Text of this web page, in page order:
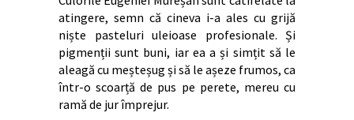
atingere, semn că cineva i-a ales cu grijă
niște pasteluri uleioase profesionale. Și
pigmenții sunt buni, iar ea a și simțit să le
aleagă cu meșteșug și să le așeze frumos, ca
într-o scoarță de pus pe perete, mereu cu
ramă de jur împrejur.